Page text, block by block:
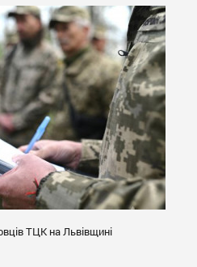
ТЦК на Львівщині